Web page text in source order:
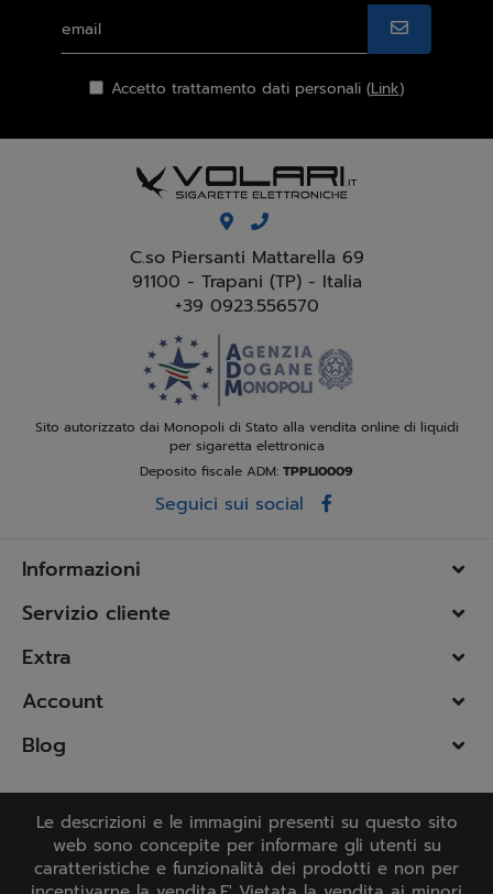
Accetto trattamento dati personali (Link)
C.so Piersanti Mattarella 69
91100 - Trapani (TP) - Italia
+39 0923.556570
Sito autorizzato dai Monopoli di Stato alla vendita online di liquidi
per sigaretta elettronica
Deposito fiscale ADM: TPPLI0009
Seguici sui social
Informazioni
Servizio cliente
Extra
Account
Blog
Le descrizioni e le immagini presenti su questo sito
web sono concepite per informare gli utenti su
caratteristiche e funzionalità dei prodotti e non per